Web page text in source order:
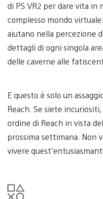
di PS VR2 per dare vita
complesso mondo
aiutano nella percezione
dettagli di ogni singola
delle caverne alle
E questo è solo un
Reach. Se siete
ordine di Reach in vista
prossima settimana. Non
vivere